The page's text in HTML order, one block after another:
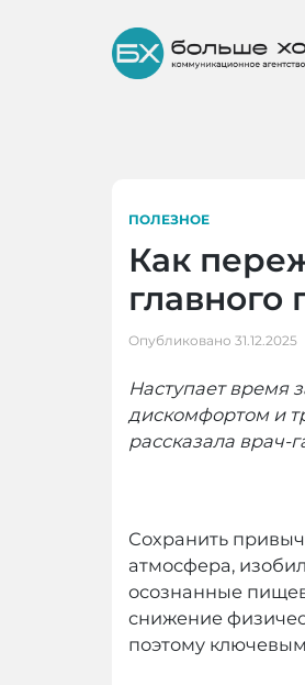
ПОЛЕЗНОЕ
Как
главного
Опубликовано 31.12.2025
Наступает время
дискомфортом и
рассказала врач-
Сохранить
атмосфера,
осознанные
снижение
поэтому